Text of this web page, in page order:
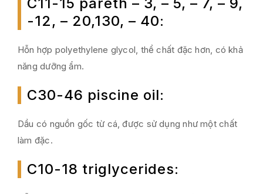
-12, – 20,130, – 40:
Hỗn hợp polyethylene glycol, thể chất đặc hơn, có khả
năng dưỡng ẩm.
C30-46 piscine oil:
Dầu có nguồn gốc từ cá, được sử dụng như một chất
làm đặc.
C10-18 triglycerides: